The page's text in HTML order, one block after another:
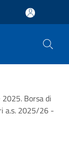
2025. Borsa di
a.s. 2025/26 -